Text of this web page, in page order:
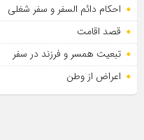
احکام دائم السفر و سفر شغلی
قصد اقامت
تبعیت همسر و فرزند در سفر
اعراض از وطن